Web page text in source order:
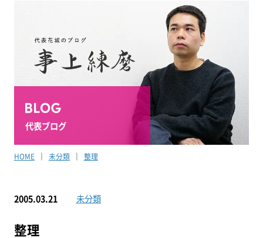
代表ブログ
HOME 未分類 整理
2005.03.21 未分類
整理